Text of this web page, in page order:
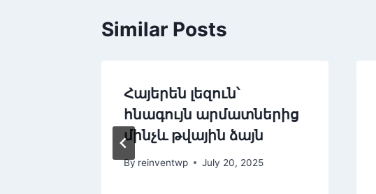
Similar Posts
Հայերեն լեզուն՝
հնագույն արմատներից
մինչև թվային ձայն
By reinventwp July 20, 2025